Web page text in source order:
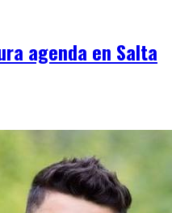
agenda en Salta